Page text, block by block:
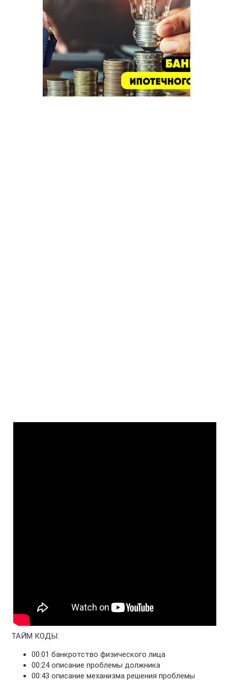
ТАЙМ КОДЫ:
00:01 банкротство физического лица
00:24 описание проблемы должника
00:43 описание механизма решения проблемы